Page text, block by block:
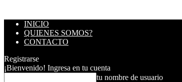
INICIO
QUIENES SOMOS?
CONTACTO
Registrarse
¡Bienvenido! Ingresa en tu cuenta
tu nombre de usuario